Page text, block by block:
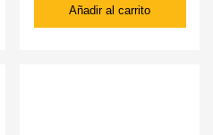
Añadir al carrito